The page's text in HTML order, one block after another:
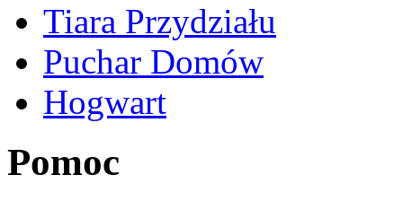
Tiara Przydziału
Puchar Domów
Hogwart
Pomoc